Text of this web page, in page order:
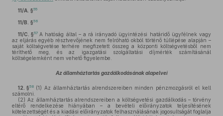
11/A. §55
11/B. §56
11/C. §57 A hatóság által – a rá irányadó ügyintézési határidő ügyfélnek vagy
az eljárás egyéb résztvevőjének nem felróható okból történő túllépése alapján –
saját költségvetése terhére megfizetett összeg a központi költségvetésből nem
téríthető meg, és az igazgatási szolgáltatási díjmérték számításánál
költségelemként nem vehető figyelembe.
Az államháztartás gazdálkodásának alapelvei
12. §58 (1) Az államháztartás alrendszereiben minden pénzmozgásról el kell
számolni.
(2) Az államháztartás alrendszereiben a költségvetési gazdálkodás – törvény
eltérő rendelkezése hiányában – a bevételi előirányzatok teljesítésének
kötelezettségét és a kiadási előirányzatok felhasználásának jogosultságát foglalja